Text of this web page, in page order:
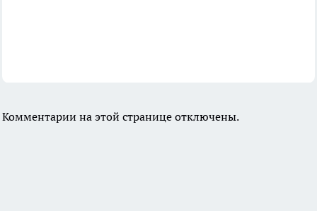
Комментарии на этой странице отключены.